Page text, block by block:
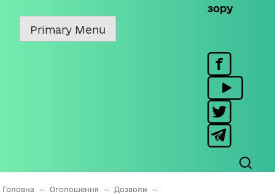
зору
Primary Menu
Головна — Оголошення — Дозволи
—